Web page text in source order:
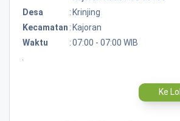
Desa
: Krinjing
Kecamatan : Kajoran
Waktu
:07:00 - 07:00 WIB
Ke